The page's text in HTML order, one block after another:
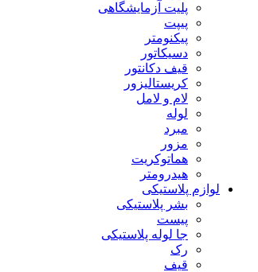
پلیت آزمایشگاهی
پیپت
پیکنومتر
دسیکاتور
قیف دکانتور
کریستالیزور
لام و لامل
لوله
مبرد
مزور
هماتوکریت
هیدرومتر
لوازم پلاستیکی
بشر پلاستیکی
پیست
جا لوله پلاستیکی
رک
قیف